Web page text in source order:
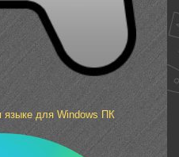
языке для Windows ПК